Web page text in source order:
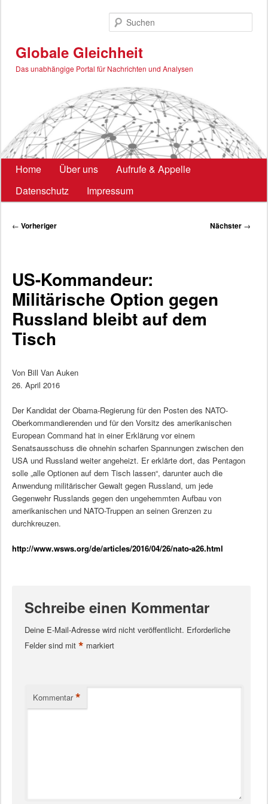
Globale Gleichheit
Das unabhängige Portal für Nachrichten und Analysen
Hauptmenü
Home Über uns
Aufrufe & Appelle
Datenschutz
Impressum
Beitragsnavigation
← Vorheriger Nächster →
US-Kommandeur:
Militärische Option gegen
Russland bleibt auf dem
Tisch
Von Bill Van Auken
26. April 2016
Der Kandidat der Obama-Regierung für den Posten des NATO-
Oberkommandierenden und für den Vorsitz des amerikanischen
European Command hat in einer Erklärung vor einem
Senatsausschuss die ohnehin scharfen Spannungen zwischen den
USA und Russland weiter angeheizt. Er erklärte dort, das Pentagon
solle „alle Optionen auf dem Tisch lassen“, darunter auch die
Anwendung militärischer Gewalt gegen Russland, um jede
Gegenwehr Russlands gegen den ungehemmten Aufbau von
amerikanischen und NATO-Truppen an seinen Grenzen zu
durchkreuzen.
http://www.wsws.org/de/articles/2016/04/26/nato-a26.html
Schreibe einen Kommentar
Deine E-Mail-Adresse wird nicht veröffentlicht. Erforderliche
Felder sind mit * markiert
Kommentar *